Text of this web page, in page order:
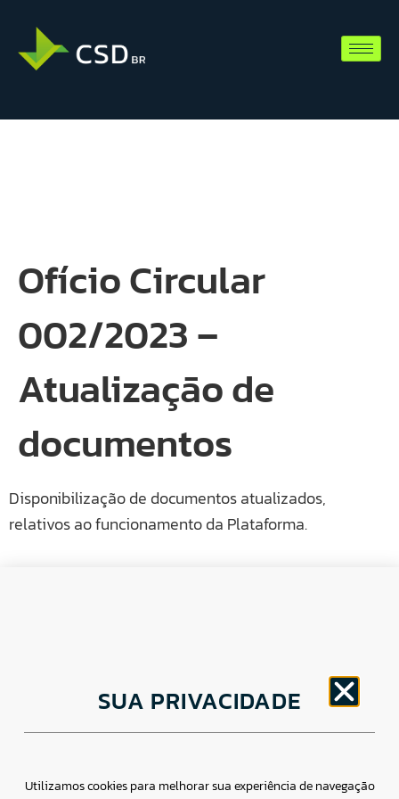
Ofício Circular
002/2023 –
Atualização de
documentos
Disponibilização de documentos atualizados,
relativos ao funcionamento da Plataforma.
Av. Brigadeiro Faria Lima, 1779 – 5oAndar Jardim
Paulistano, São Paulo/ SP – CEP: 01452-914
Assessoria de imprensa: imprensa@csdbr.com
SUA PRIVACIDADE
Utilizamos cookies para melhorar sua experiência de navegação